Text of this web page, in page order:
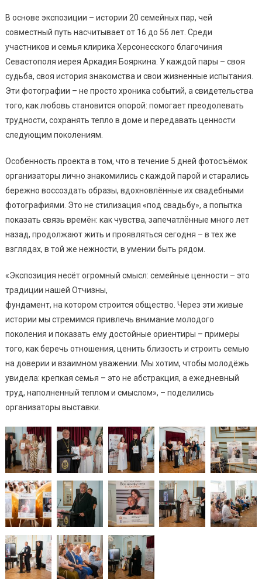
В основе экспозиции – истории 20 семейных пар, чей
совместный путь насчитывает от 16 до 56 лет. Среди
участников и семья клирика Херсонесского благочиния
Севастополя иерея Аркадия Бояркина. У каждой пары – своя
судьба, своя история знакомства и свои жизненные испытания.
Эти фотографии – не просто хроника событий, а свидетельства
того, как любовь становится опорой: помогает преодолевать
трудности, сохранять тепло в доме и передавать ценности
следующим поколениям.
Особенность проекта в том, что в течение 5 дней фотосъёмок
организаторы лично знакомились с каждой парой и старались
бережно воссоздать образы, вдохновлённые их свадебными
фотографиями. Это не стилизация «под свадьбу», а попытка
показать связь времён: как чувства, запечатлённые много лет
назад, продолжают жить и проявляться сегодня – в тех же
взглядах, в той же нежности, в умении быть рядом.
«Экспозиция несёт огромный смысл: семейные ценности – это
традиции нашей Отчизны,
фундамент, на котором строится общество. Через эти живые
истории мы стремимся привлечь внимание молодого
поколения и показать ему достойные ориентиры – примеры
того, как беречь отношения, ценить близость и строить семью
на доверии и взаимном уважении. Мы хотим, чтобы молодёжь
увидела: крепкая семья – это не абстракция, а ежедневный
труд, наполненный теплом и смыслом», – поделились
организаторы выставки.